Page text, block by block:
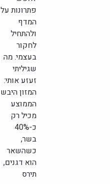
פתרונות על
המדף
ולהתחיל
לחקור
בעצמי. מה
שגיליתי
זעזע אותי:
המזון היבש
הממוצע
מכיל רק
כ-40%
בשר,
כשהשאר
הוא דגנים,
תירס